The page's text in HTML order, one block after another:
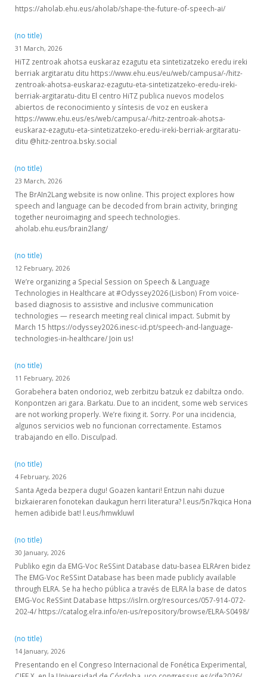
https://aholab.ehu.eus/aholab/shape-the-future-of-speech-ai/
(no title)
31 March, 2026
HiTZ zentroak ahotsa euskaraz ezagutu eta sintetizatzeko eredu ireki
berriak argitaratu ditu https://www.ehu.eus/eu/web/campusa/-/hitz-
zentroak-ahotsa-euskaraz-ezagutu-eta-sintetizatzeko-eredu-ireki-
berriak-argitaratu-ditu El centro HiTZ publica nuevos modelos
abiertos de reconocimiento y síntesis de voz en euskera
https://www.ehu.eus/es/web/campusa/-/hitz-zentroak-ahotsa-
euskaraz-ezagutu-eta-sintetizatzeko-eredu-ireki-berriak-argitaratu-
ditu @hitz-zentroa.bsky.social
(no title)
23 March, 2026
The BrAIn2Lang website is now online. This project explores how
speech and language can be decoded from brain activity, bringing
together neuroimaging and speech technologies.
aholab.ehu.eus/brain2lang/
(no title)
12 February, 2026
We’re organizing a Special Session on Speech & Language
Technologies in Healthcare at #Odyssey2026 (Lisbon) From voice-
based diagnosis to assistive and inclusive communication
technologies — research meeting real clinical impact. Submit by
March 15 https://odyssey2026.inesc-id.pt/speech-and-language-
technologies-in-healthcare/ Join us!
(no title)
11 February, 2026
Gorabehera baten ondorioz, web zerbitzu batzuk ez dabiltza ondo.
Konpontzen ari gara. Barkatu. Due to an incident, some web services
are not working properly. We’re fixing it. Sorry. Por una incidencia,
algunos servicios web no funcionan correctamente. Estamos
trabajando en ello. Disculpad.
(no title)
4 February, 2026
Santa Ageda bezpera dugu! Goazen kantari! Entzun nahi duzue
bizkaieraren fonotekan daukagun herri literatura? l.eus/5n7kqica Hona
hemen adibide bat! l.eus/hmwkluwl
(no title)
30 January, 2026
Publiko egin da EMG-Voc ReSSint Database datu-basea ELRAren bidez
The EMG-Voc ReSSint Database has been made publicly available
through ELRA. Se ha hecho pública a través de ELRA la base de datos
EMG-Voc ReSSint Database https://islrn.org/resources/057-914-072-
202-4/ https://catalog.elra.info/en-us/repository/browse/ELRA-S0498/
(no title)
14 January, 2026
Presentando en el Congreso Internacional de Fonética Experimental,